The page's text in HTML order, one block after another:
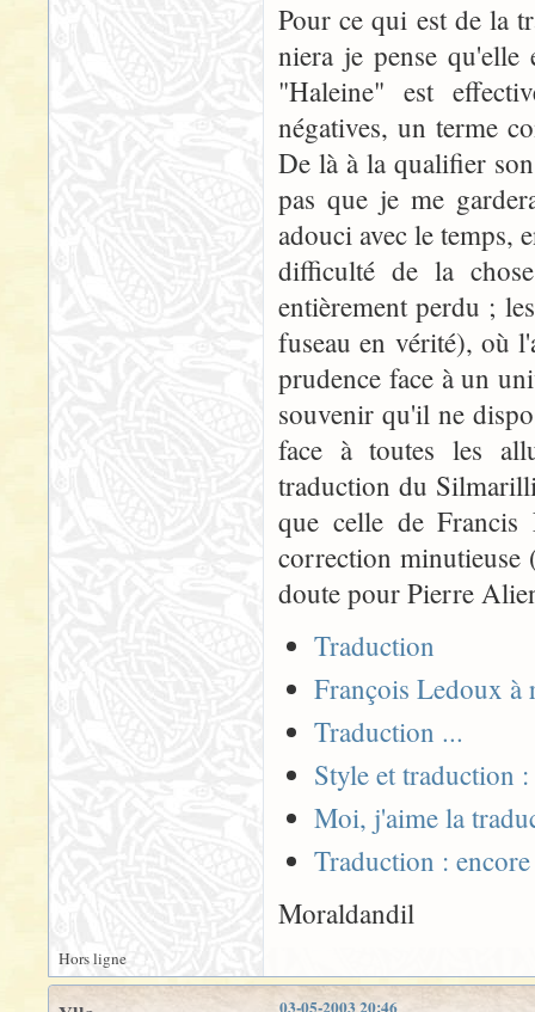
Pour ce qui est de la
niera je pense qu'elle
"Haleine" est
négatives, un terme
De là à la qualifier
pas que je me
adouci avec le temps,
difficulté de la
entièrement perdu ;
fuseau en vérité), où
prudence face à un
souvenir qu'il ne
face à toutes les
traduction du
que celle de Francis
correction minutieuse
doute pour Pierre
Traduction
François Ledoux à
Traduction ...
Style et traduction
Moi, j'aime la
Traduction :
Moraldandil
Hors ligne
03-05-2003 20:46